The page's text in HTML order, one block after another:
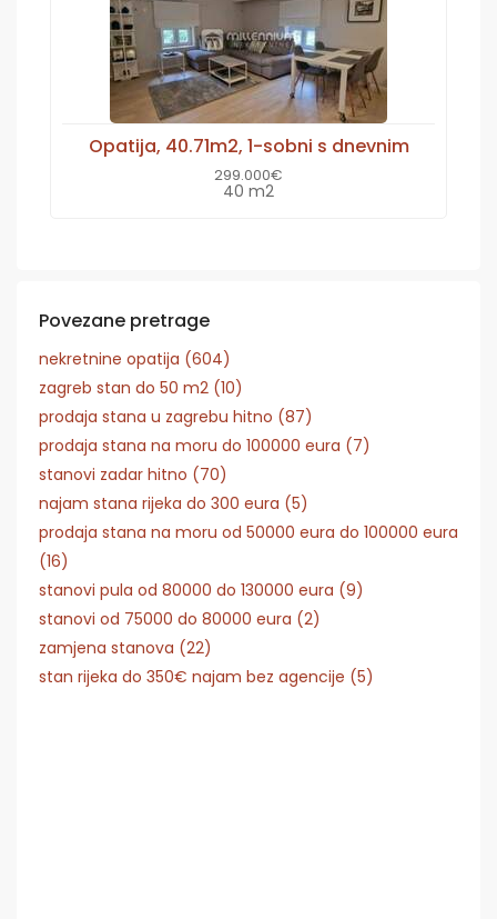
Opatija, 40.71m2, 1-sobni s dnevnim
299.000€
40 m2
Povezane pretrage
nekretnine opatija (604)
zagreb stan do 50 m2 (10)
prodaja stana u zagrebu hitno (87)
prodaja stana na moru do 100000 eura (7)
stanovi zadar hitno (70)
najam stana rijeka do 300 eura (5)
prodaja stana na moru od 50000 eura do 100000 eura
(16)
stanovi pula od 80000 do 130000 eura (9)
stanovi od 75000 do 80000 eura (2)
zamjena stanova (22)
stan rijeka do 350€ najam bez agencije (5)